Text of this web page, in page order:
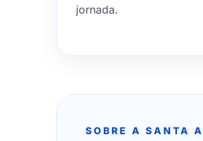
jornada.
SOBRE A SANTA